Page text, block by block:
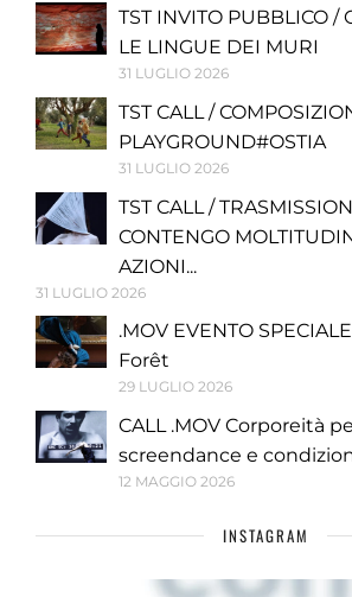
TST INVITO PUBBLICO /
LE LINGUE DEI MURI
31 LUGLIO 2026
TST CALL /
PLAYGROUND#OSTIA
31 LUGLIO 2026
TST CALL /
CONTENGO
AZIONI...
31 LUGLIO 2026
.MOV EVENTO SPECIALE
Forêt
29 LUGLIO 2026
CALL .MOV Corporeità
screendance e
12 MAGGIO 2026
INSTAGRAM